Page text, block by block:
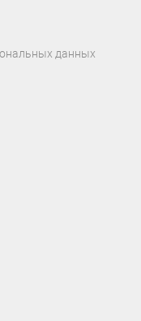
данных